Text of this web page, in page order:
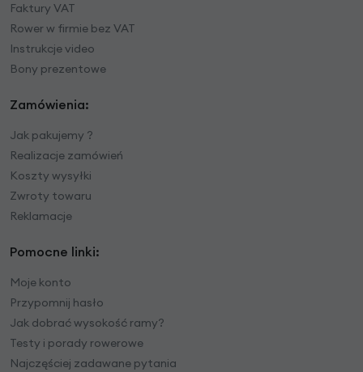
Faktury VAT
Rower w firmie bez VAT
Instrukcje video
Bony prezentowe
Zamówienia:
Jak pakujemy ?
Realizacje zamówień
Koszty wysyłki
Zwroty towaru
Reklamacje
Pomocne linki:
Moje konto
Przypomnij hasło
Jak dobrać wysokość ramy?
Testy i porady rowerowe
Najczęściej zadawane pytania